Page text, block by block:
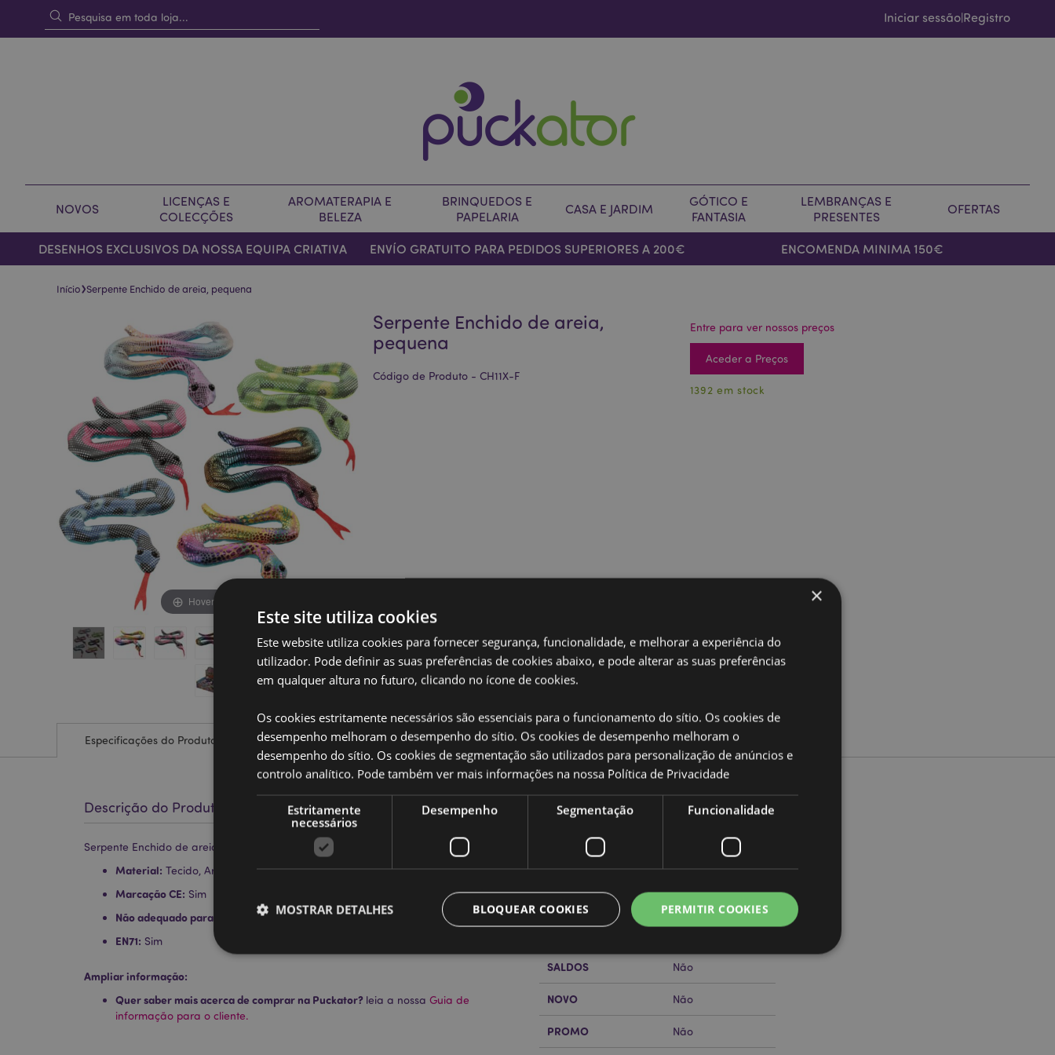
Iniciar sessão|Registro
NOVOS
LICENÇAS E
COLECÇÕES
AROMATERAPIA E
BELEZA
BRINQUEDOS E
PAPELARIA
CASA E JARDIM
GÓTICO E
FANTASIA
LEMBRANÇAS E
PRESENTES
OFERTAS
DESENHOS EXCLUSIVOS DA NOSSA EQUIPA CRIATIVA ENVÍO GRATUITO PARA PEDIDOS SUPERIORES A 200€ ENCOMENDA MINIMA 150€
Início›Serpente Enchido de areia, pequena
Galeria
imagens
Galeria
imagens
Hover to zoom
Serpente Enchido de areia,
pequena
Código de Produto - CH11X-F
Entre para ver nossos preços
Aceder a Preços
1392 em stock
Especificações do Produto
Descrição do Produto
Serpente Enchido de areia, pequena
Material: Tecido, Areia
Marcação CE: Sim
Não adequado para: 0 - 3 Anos
EN71: Sim
Ampliar informação:
Quer saber mais acerca de comprar na Puckator? leia a nossa Guia de
informação para o cliente.
Caracteristicas do Produto
Informação
Dimensões Comprimento 14cm
Código de barras 5055071565397
Quantidade do cartão 96
SALDOS Não
NOVO Não
PROMO Não
×
Este site utiliza cookies
Este website utiliza cookies para fornecer segurança, funcionalidade, e melhorar a experiência do
utilizador. Pode definir as suas preferências de cookies abaixo, e pode alterar as suas preferências
em qualquer altura no futuro, clicando no ícone de cookies.
Os cookies estritamente necessários são essenciais para o funcionamento do sítio. Os cookies de
desempenho melhoram o desempenho do sítio. Os cookies de desempenho melhoram o
desempenho do sítio. Os cookies de segmentação são utilizados para personalização de anúncios e
controlo analítico. Pode também ver mais informações na nossa Política de Privacidade
Estritamente
necessários
Desempenho Segmentação Funcionalidade
PERMITIR COOKIES
BLOQUEAR COOKIES
MOSTRAR DETALHES
Segmentação Funcionalidade
Os cookies estritamente necessários permitem funcionalidades centrais do website, tais como login de utilizador e gestão de
conta. O sítio web não pode ser utilizado correctamente sem os cookies estritamente necessários.